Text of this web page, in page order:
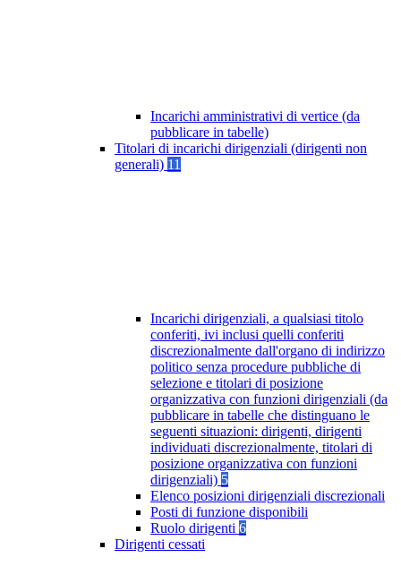
Incarichi amministrativi di vertice (da
pubblicare in tabelle)
Titolari di incarichi dirigenziali (dirigenti non
generali) 11
Incarichi dirigenziali, a qualsiasi titolo
conferiti, ivi inclusi quelli conferiti
discrezionalmente dall'organo di indirizzo
politico senza procedure pubbliche di
selezione e titolari di posizione
organizzativa con funzioni dirigenziali (da
pubblicare in tabelle che distinguano le
seguenti situazioni: dirigenti, dirigenti
individuati discrezionalmente, titolari di
posizione organizzativa con funzioni
dirigenziali) 5
Elenco posizioni dirigenziali discrezionali
Posti di funzione disponibili
Ruolo dirigenti 6
Dirigenti cessati